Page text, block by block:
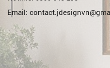
Email: